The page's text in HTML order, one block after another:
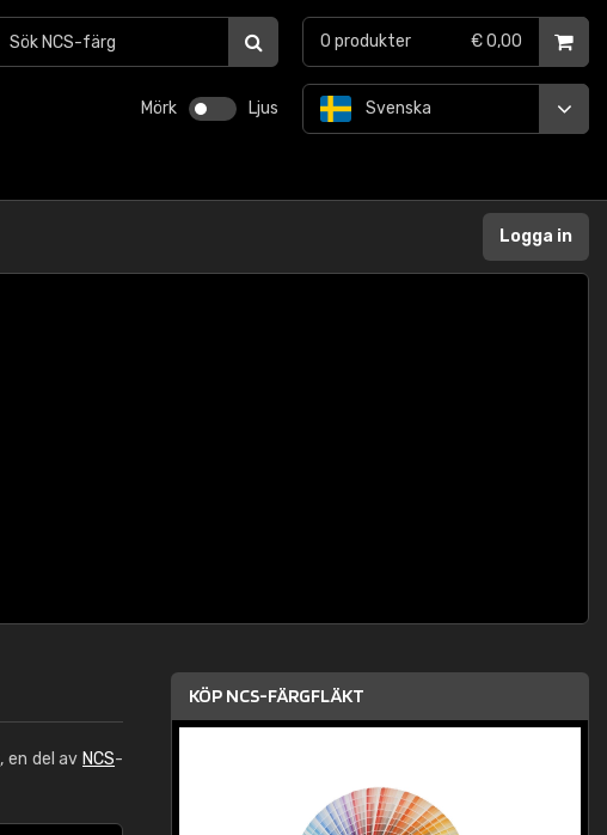
Mörk Ljus Svenska
0 produkter € 0,00
Logga in
, en del av NCS-
KÖP NCS-FÄRGFLÄKT